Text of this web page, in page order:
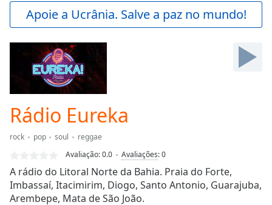
Backward
Forward
Mute
Current
Time0:00
Duration
0.00%
Stream
TypeLIVE
Apoie a Ucrânia. Salve a paz no mundo!
Rádio Eureka
rock pop soul
reggae
Avaliação:0.0 Avaliações:0
A rádio do Litoral Norte da Bahia. Praia do Forte,
Imbassaí, Itacimirim, Diogo, Santo Antonio, Guarajuba,
Arembepe, Mata de São João.